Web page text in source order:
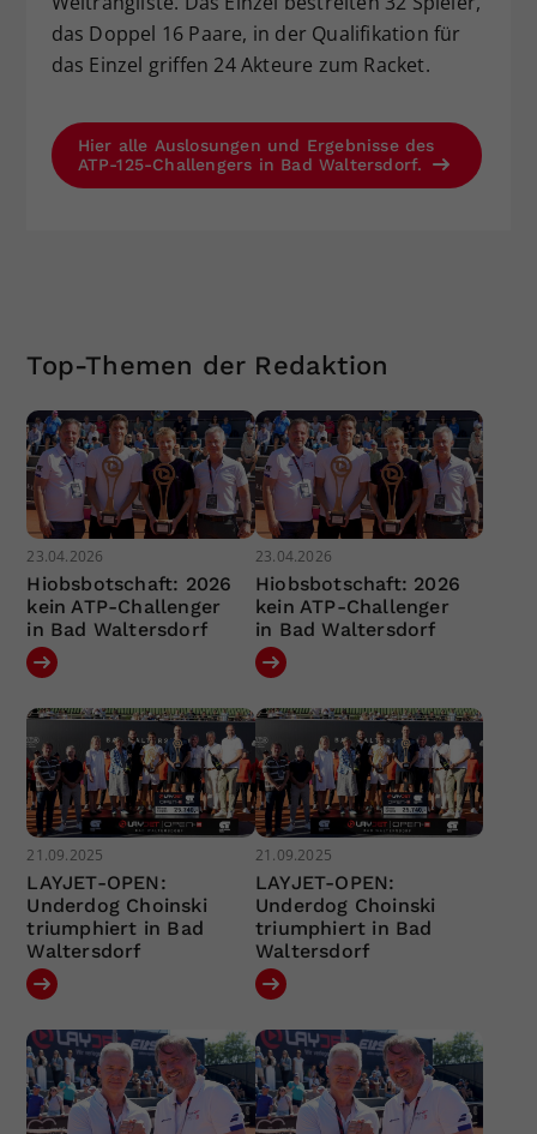
das Doppel 16 Paare, in der Qualifikation für
das Einzel griffen 24 Akteure zum Racket.
Hier alle Auslosungen und Ergebnisse des
ATP-125-Challengers in Bad Waltersdorf.
Top-Themen der Redaktion
23.04.2026
Hiobsbotschaft: 2026
kein ATP-Challenger
in Bad Waltersdorf
23.04.2026
Hiobsbotschaft: 2026
kein ATP-Challenger
in Bad Waltersdorf
21.09.2025
LAYJET-OPEN:
Underdog Choinski
triumphiert in Bad
Waltersdorf
21.09.2025
LAYJET-OPEN:
Underdog Choinski
triumphiert in Bad
Waltersdorf